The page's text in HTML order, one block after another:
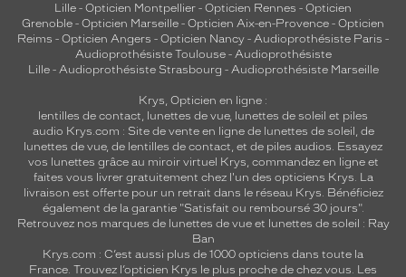
Lille - Opticien Montpellier - Opticien Rennes - Opticien
Grenoble - Opticien Marseille - Opticien Aix-en-Provence - Opticien
Reims - Opticien Angers - Opticien Nancy - Audioprothésiste Paris -
Audioprothésiste Toulouse- Audioprothésiste
Lille- Audioprothésiste Strasbourg - Audioprothésiste Marseille
Krys, Opticien en ligne :
lentilles de contact, lunettes de vue, lunettes de soleil et piles
audio Krys.com : Site de vente en ligne de lunettes de soleil, de
lunettes de vue, de lentilles de contact, et de piles audios. Essayez
vos lunettes grâce au miroir virtuel Krys, commandez en ligne et
faites vous livrer gratuitement chez l'un des opticiens Krys. La
livraison est offerte pour un retrait dans le réseau Krys. Bénéficiez
également de la garantie "Satisfait ou remboursé 30 jours".
Retrouvez nos marques de lunettes de vue et lunettes de soleil : Ray
Ban
Krys.com : C’est aussi plus de 1000 opticiens dans toute la
France. Trouvez l’opticien Krys le plus proche de chez vous. Les